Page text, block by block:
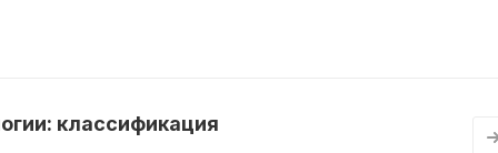
классификация